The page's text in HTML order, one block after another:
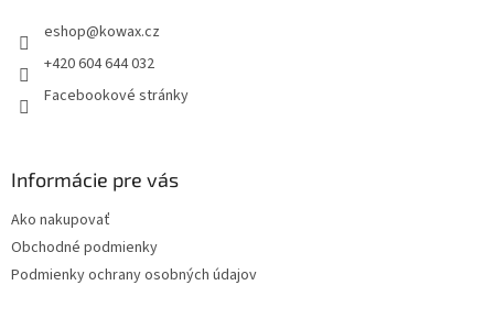
eshop@kowax.cz
+420 604 644 032
Facebookové stránky
Informácie pre vás
Ako nakupovať
Obchodné podmienky
Podmienky ochrany osobných údajov